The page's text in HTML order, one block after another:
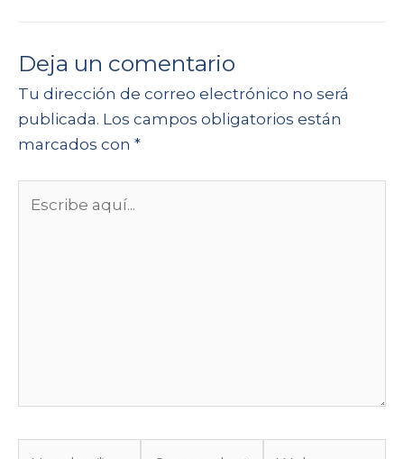
Deja un comentario
Tu dirección de correo electrónico no será
publicada. Los campos obligatorios están
marcados con *